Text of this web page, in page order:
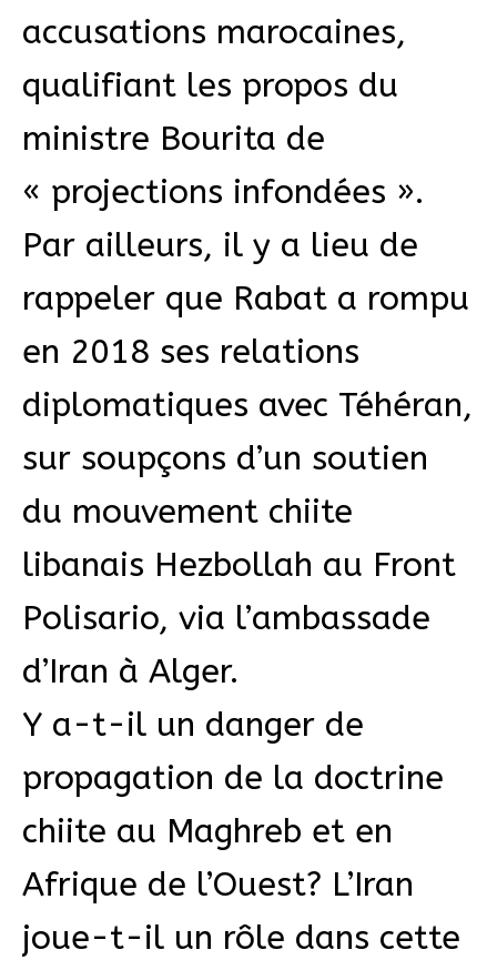
accusations marocaines,
qualifiant les propos du
ministre Bourita de
« projections infondées ».
Par ailleurs, il y a lieu de
rappeler que Rabat a rompu
en 2018 ses relations
diplomatiques avec Téhéran,
sur soupçons d’un soutien
du mouvement chiite
libanais Hezbollah au Front
Polisario, via l’ambassade
d’Iran à Alger.
Y a-t-il un danger de
propagation de la doctrine
chiite au Maghreb et en
Afrique de l’Ouest? L’Iran
joue-t-il un rôle dans cette